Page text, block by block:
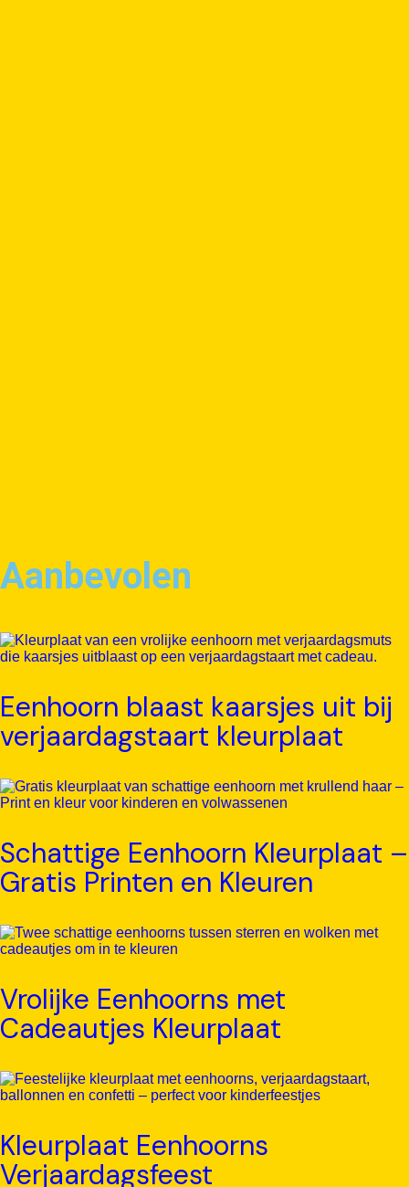
Aanbevolen
Eenhoorn blaast kaarsjes uit bij
verjaardagstaart kleurplaat
Schattige Eenhoorn Kleurplaat –
Gratis Printen en Kleuren
Vrolijke Eenhoorns met
Cadeautjes Kleurplaat
Kleurplaat Eenhoorns
Verjaardagsfeest